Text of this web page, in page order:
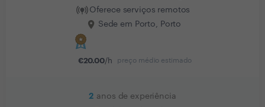
Oferece serviços remotos
Sede em Porto, Porto
€20.00/h preço médio estimado
2 anos de experiência